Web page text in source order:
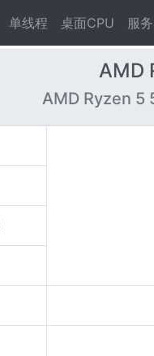
单线程 桌面CPU 服
AMD
AMD Ryzen